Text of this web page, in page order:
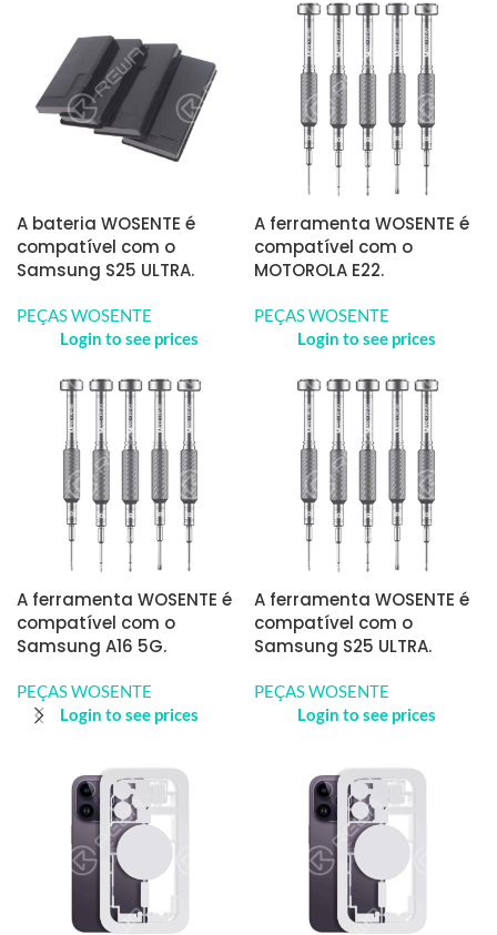
A bateria WOSENTE é
compatível com o
Samsung S25 ULTRA.
PEÇAS WOSENTE
Login to see prices
A ferramenta WOSENTE é
compatível com o
MOTOROLA E22.
PEÇAS WOSENTE
Login to see prices
A ferramenta WOSENTE é
compatível com o
Samsung A16 5G.
PEÇAS WOSENTE
Login to see prices
A ferramenta WOSENTE é
compatível com o
Samsung S25 ULTRA.
PEÇAS WOSENTE
Login to see prices